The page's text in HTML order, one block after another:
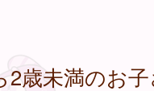
2歳未満のお